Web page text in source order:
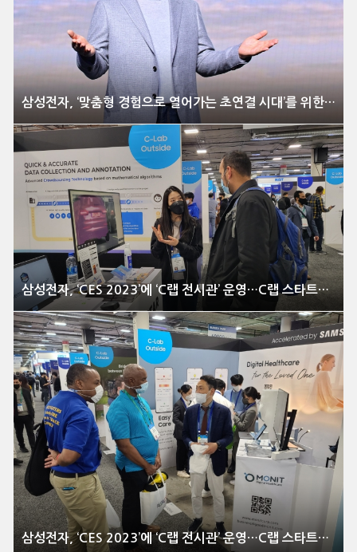
삼성전자, ‘맞춤형 경험으로 열어가는 초연결 시대’를 위한 비전 제시
삼성전자, ‘CES 2023’에 ‘C랩 전시관’ 운영…C랩 스타트업, 역대 최다 29개 ‘CES 혁신상’ 수상
삼성전자, ‘CES 2023’에 ‘C랩 전시관’ 운영…C랩 스타트업, 역대 최다 29개 ‘CES 혁신상’ 수상